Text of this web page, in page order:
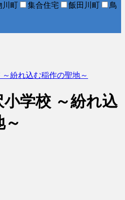
川町 集合住宅 飯田川町
鳥
紛れ込む稲作の聖地～
学校 ～紛れ込